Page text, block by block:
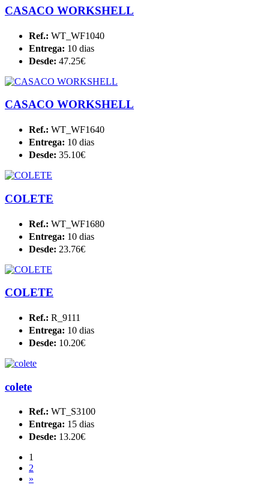
CASACO WORKSHELL
Ref.: WT_WF1040
Entrega: 10 dias
Desde: 47.25€
CASACO WORKSHELL
Ref.: WT_WF1640
Entrega: 10 dias
Desde: 35.10€
COLETE
Ref.: WT_WF1680
Entrega: 10 dias
Desde: 23.76€
COLETE
Ref.: R_9111
Entrega: 10 dias
Desde: 10.20€
colete
Ref.: WT_S3100
Entrega: 15 dias
Desde: 13.20€
1
2
»